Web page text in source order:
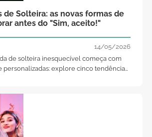
de Solteira: as novas formas de
antes do "Sim, aceito!"
14/05/2026
de solteira inesquecível começa com
personalizadas: explore cinco tendências